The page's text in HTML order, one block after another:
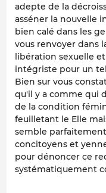
adepte de la
asséner la nouvelle
bien calé dans les
vous renvoyer dans
libération sexuelle
intégriste pour un
Bien sur vous
qu'il y a comme qui
de la condition
feuilletant le Elle
semble
concitoyens et
pour dénoncer ce
systématiquement